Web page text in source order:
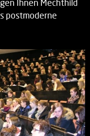
Ihnen Mechthild
postmoderne